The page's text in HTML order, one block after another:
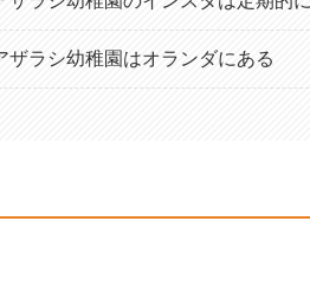
ザラシ幼稚園はオランダにある